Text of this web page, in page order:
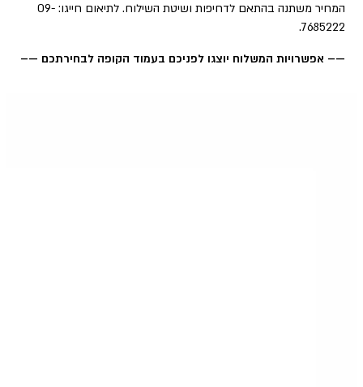
המחיר משתנה בהתאם לדחיפות ושיטת השילוח. לתיאום חייגו: 09-
7685222.
—– אפשרויות המשלוח יוצגו לפניכם בעמוד הקופה לבחירתכם —–